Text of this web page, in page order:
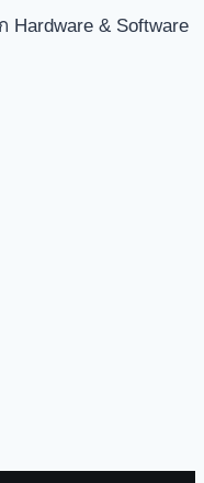
Hardware & Software